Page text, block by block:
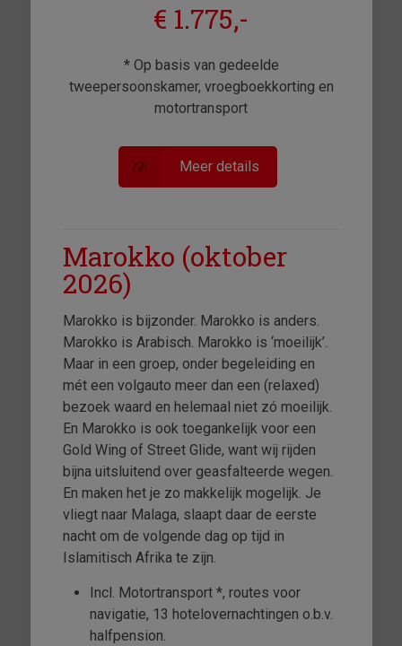
€ 1.775,-
* Op basis van gedeelde
tweepersoonskamer, vroegboekkorting en
motortransport
Meer details
Marokko (oktober
2026)
Marokko is bijzonder. Marokko is anders.
Marokko is Arabisch. Marokko is ‘moeilijk’.
Maar in een groep, onder begeleiding en
mét een volgauto meer dan een (relaxed)
bezoek waard en helemaal niet zó moeilijk.
En Marokko is ook toegankelijk voor een
Gold Wing of Street Glide, want wij rijden
bijna uitsluitend over geasfalteerde wegen.
En maken het je zo makkelijk mogelijk. Je
vliegt naar Malaga, slaapt daar de eerste
nacht om de volgende dag op tijd in
Islamitisch Afrika te zijn.
Incl. Motortransport *, routes voor
navigatie, 13 hotelovernachtingen o.b.v.
halfpension.